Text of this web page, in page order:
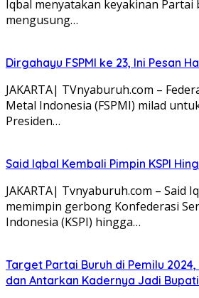
Iqbal menyatakan keyakinan Partai
mengusung…
Dirgahayu FSPMI ke 23, Ini Pesan
JAKARTA| TVnyaburuh.com –
Metal Indonesia (FSPMI) milad
Presiden…
Said Iqbal Kembali Pimpin KSPI
JAKARTA| Tvnyaburuh.com – Said
memimpin gerbong Konfederasi
Indonesia (KSPI) hingga…
Target Partai Buruh di Pemilu
dan Antarkan Kadernya Jadi